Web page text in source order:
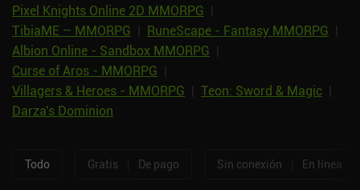
Pixel Knights Online 2D MMORPG
TibiaME – MMORPG
RuneScape - Fantasy MMORPG
Albion Online - Sandbox MMORPG
Curse of Aros - MMORPG
Villagers & Heroes - MMORPG
Teon: Sword & Magic
Darza's Dominion
Todo Gratis De pago Sin conexión En línea